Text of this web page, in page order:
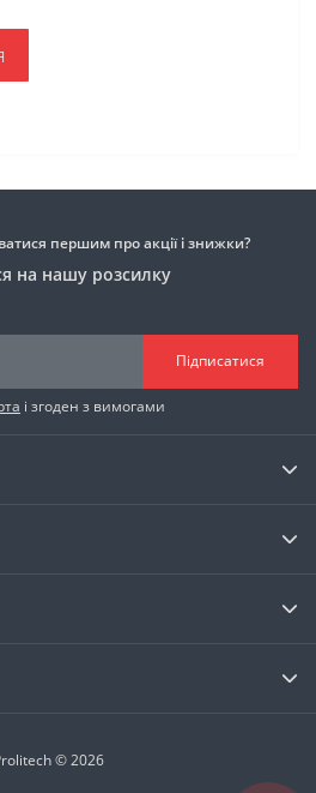
першим про акції і знижки?
на нашу розсилку
Підписатися
і згоден з вимогами
© 2026